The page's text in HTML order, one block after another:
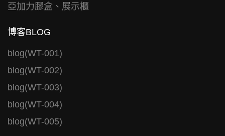
亞加力膠盒、展示櫃
博客BLOG
blog(WT-001)
blog(WT-002)
blog(WT-003)
blog(WT-004)
blog(WT-005)